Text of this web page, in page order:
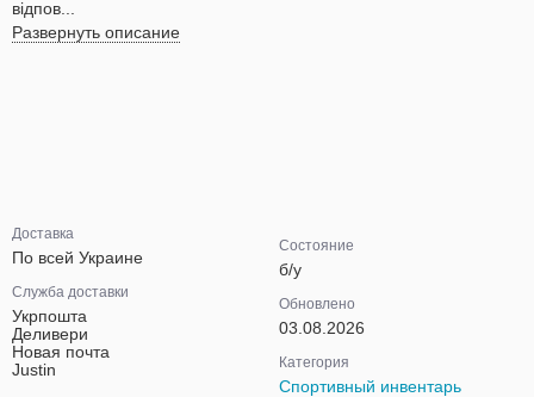
відпов...
Развернуть описание
Доставка
По всей Украине
Служба доставки
Укрпошта
Деливери
Новая почта
Justin
Состояние
б/у
Обновлено
03.08.2026
Категория
Спортивный инвентарь